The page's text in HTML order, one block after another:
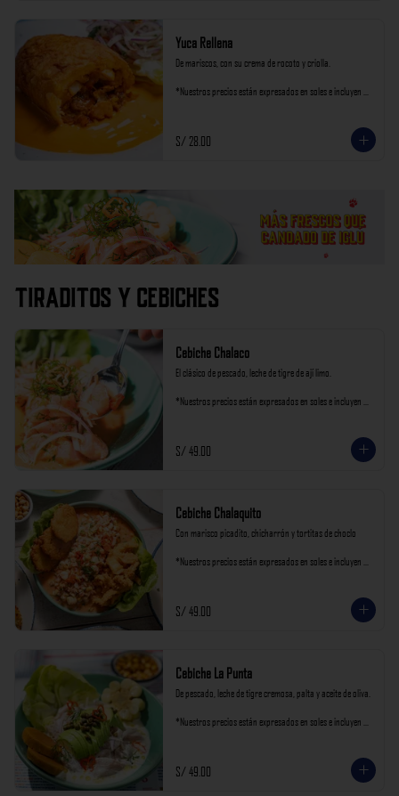
Yuca Rellena
De mariscos, con su crema de rocoto y criolla.
*Nuestros precios están expresados en soles e incluyen
S/ 28.00
Tiraditos y Cebiches
Cebiche Chalaco
El clásico de pescado, leche de tigre de ají limo.
*Nuestros precios están expresados en soles e incluyen
S/ 49.00
Cebiche Chalaquito
Con marisco picadito, chicharrón y tortitas de choclo
*Nuestros precios están expresados en soles e incluyen
S/ 49.00
Cebiche La Punta
De pescado, leche de tigre cremosa, palta y aceite de oliva.
*Nuestros precios están expresados en soles e incluyen
S/ 49.00